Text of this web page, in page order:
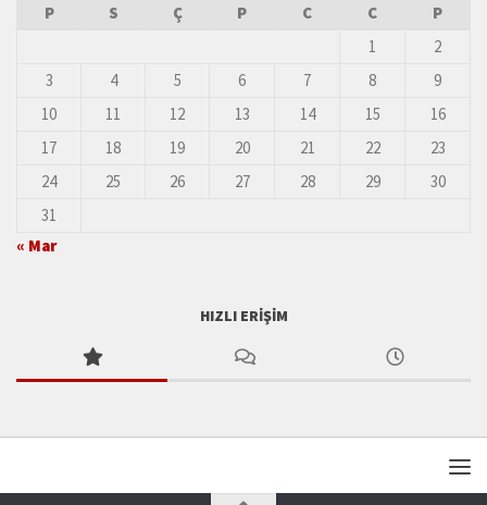
P
S Ç P C C
P
1
2
3
4 5 6 7 8
9
10
11 12 13 14 15
16
17
18 19 20 21 22
23
24
25 26 27 28 29
30
31
« Mar
HIZLI ERIŞIM